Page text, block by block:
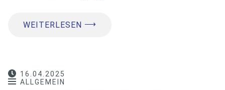
WEITERLESEN ⟶
16.04.2025
ALLGEMEIN